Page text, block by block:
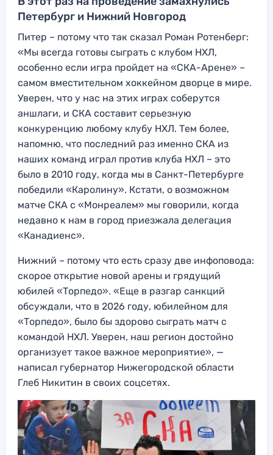
Петербург и Нижний Новгород
Питер – потому что так сказал Роман Ротенберг:
«Мы всегда готовы сыграть с клубом НХЛ,
особенно если игра пройдет на «СКА-Арене» –
самом вместительном хоккейном дворце в мире.
Уверен, что у нас на этих играх соберутся
аншлаги, и СКА составит серьезную
конкуренцию любому клубу НХЛ. Тем более,
напомню, что последний раз именно СКА из
наших команд играл против клуба НХЛ – это
было в 2010 году, когда мы в Санкт-Петербурге
победили «Каролину». Кстати, о возможном
матче СКА с «Монреалем» мы говорили, когда
недавно к нам в город приезжала делегация
«Канадиенс».
Нижний – потому что есть сразу две инфоповода:
скорое открытие новой арены и грядущий
юбилей «Торпедо». «Еще в разгар санкций
обсуждали, что в 2026 году, юбилейном для
«Торпедо», было бы здорово сыграть матч с
командой НХЛ. Уверен, наш регион достойно
организует такое важное мероприятие», —
написал губернатор Нижегородской области
Глеб Никитин в своих соцсетях.